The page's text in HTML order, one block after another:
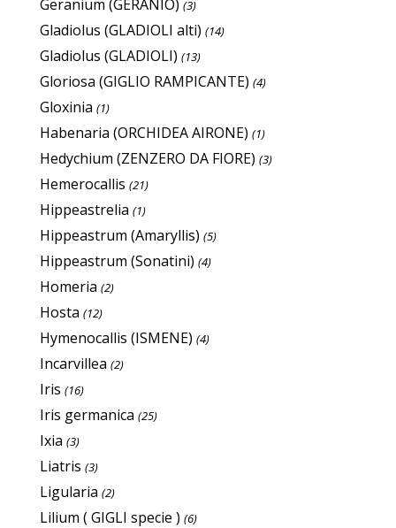
Geranium (GERANIO) (3)
Gladiolus (GLADIOLI alti) (14)
Gladiolus (GLADIOLI) (13)
Gloriosa (GIGLIO RAMPICANTE) (4)
Gloxinia (1)
Habenaria (ORCHIDEA AIRONE) (1)
Hedychium (ZENZERO DA FIORE) (3)
Hemerocallis (21)
Hippeastrelia (1)
Hippeastrum (Amaryllis) (5)
Hippeastrum (Sonatini) (4)
Homeria (2)
Hosta (12)
Hymenocallis (ISMENE) (4)
Incarvillea (2)
Iris (16)
Iris germanica (25)
Ixia (3)
Liatris (3)
Ligularia (2)
Lilium ( GIGLI specie ) (6)